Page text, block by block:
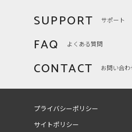
SUPPORT サポート
FAQ よくある質問
CONTACT お問い合わ
プライバシーポリシー
サイトポリシー